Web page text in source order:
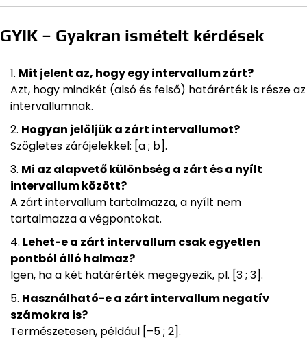
GYIK – Gyakran ismételt kérdések
Mit jelent az, hogy egy intervallum zárt?
Azt, hogy mindkét (alsó és felső) határérték is része az
intervallumnak.
Hogyan jelöljük a zárt intervallumot?
Szögletes zárójelekkel: [a ; b].
Mi az alapvető különbség a zárt és a nyílt
intervallum között?
A zárt intervallum tartalmazza, a nyílt nem
tartalmazza a végpontokat.
Lehet-e a zárt intervallum csak egyetlen
pontból álló halmaz?
Igen, ha a két határérték megegyezik, pl. [3 ; 3].
Használható-e a zárt intervallum negatív
számokra is?
Természetesen, például [–5 ; 2].